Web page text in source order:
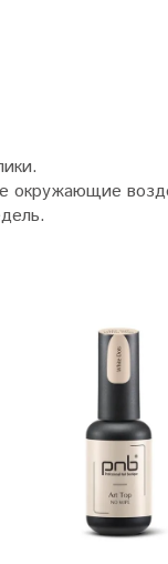
окружающие